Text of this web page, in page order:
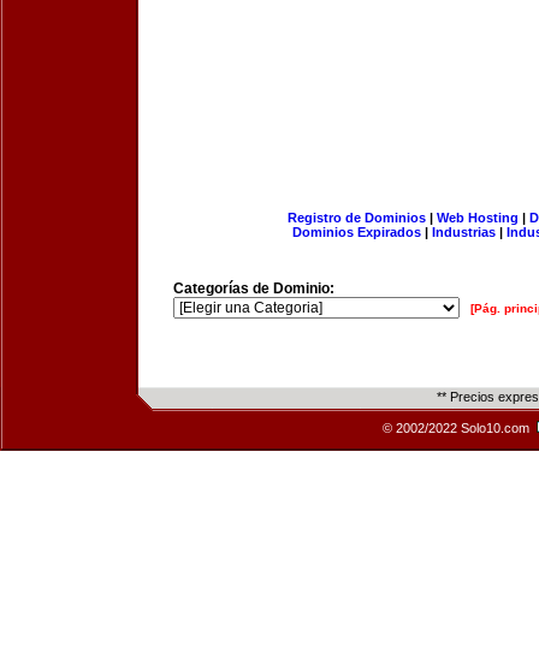
Registro de Dominios| Web Hosting |
Dominios Expirados | Industrias |
Categorías de Dominio:
[Pág.
** Precios
© 2002/2022 Solo10.com